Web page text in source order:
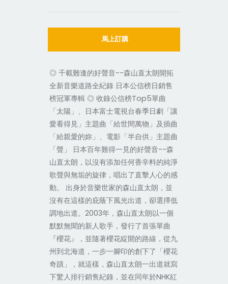
馬上訂購
◎ 千載難逢的好聲音--森山直太朗開拓
全新音樂道路全紀錄 日本公信榜日銷售
榜冠軍專輯 ◎ 收錄公信榜Top5單曲
「太陽」、日本富士電視台春季日劇「讓
愛看得見」主題曲「給世間萬物」及插曲
「給親愛的妳」、電影「半自供」主題曲
「聲」 日本百年難得一見的好聲音--森
山直太朗，以沒有添加任何香辛料的純淨
歌聲與無垢的旋律，唱出了直擊人心的感
動。 出身於音樂世家的森山直太朗，並
沒有在這樣的庇蔭下風光出道，卻選擇低
調地出道。2003年，森山直太朗以一個
默默無聞的新人歌手，發行了首張單曲
『櫻花』，並隨著櫻花綻開的路線，從九
州到北海道，一步一腳印的創下了「櫻花
奇蹟」，就這樣，森山直太朗一出道就寫
下驚人排行銷售紀錄，並在同年於NHK紅